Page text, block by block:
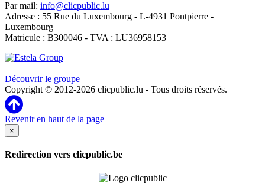
Par mail: info@clicpublic.lu
Adresse : 55 Rue du Luxembourg - L-4931 Pontpierre -
Luxembourg
Matricule : B300046 - TVA : LU36958153
Découvrir le groupe
Copyright © 2012-2026 clicpublic.lu - Tous droits réservés.
Revenir en haut de la page
×
Redirection vers clicpublic.be